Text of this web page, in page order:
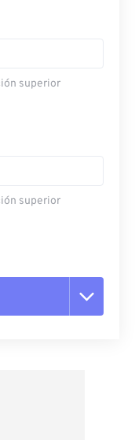
superior
superior